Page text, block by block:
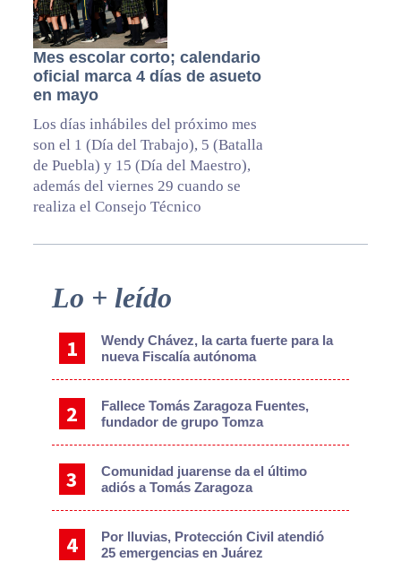
Mes escolar corto; calendario
oficial marca 4 días de asueto
en mayo
Los días inhábiles del próximo mes
son el 1 (Día del Trabajo), 5 (Batalla
de Puebla) y 15 (Día del Maestro),
además del viernes 29 cuando se
realiza el Consejo Técnico
Primary
Lo + leído
Wendy Chávez, la carta fuerte para la
nueva Fiscalía autónoma
Fallece Tomás Zaragoza Fuentes,
fundador de grupo Tomza
Comunidad juarense da el último
adiós a Tomás Zaragoza
Por lluvias, Protección Civil atendió
25 emergencias en Juárez